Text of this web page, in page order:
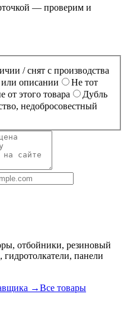
— проверим и
/ снят с производства
описании
Не тот
от этого товара
Дубль
недобросовестный
отбойники, резиновый
панели
→Все товары